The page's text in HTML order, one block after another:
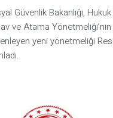
Güvenlik Bakanlığı,
ve Atama
yeni yönetmeliği